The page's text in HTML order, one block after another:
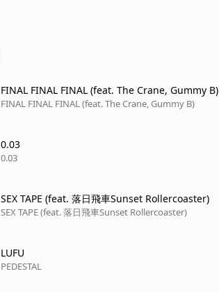
FINAL FINAL FINAL (feat. The Crane, Gummy B)
FINAL FINAL FINAL (feat. The Crane, Gummy B)
0.03
0.03
SEX TAPE (feat. 落日飛車Sunset Rollercoaster)
SEX TAPE (feat. 落日飛車Sunset Rollercoaster)
LUFU
PEDESTAL